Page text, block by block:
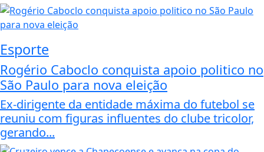
Esporte
Rogério Caboclo conquista apoio politico no
São Paulo para nova eleição
Ex-dirigente da entidade máxima do futebol se
reuniu com figuras influentes do clube tricolor,
gerando...